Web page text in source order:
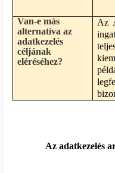
Van-e más
alternatíva az
adatkezelés
céljának
eléréséhez?
Az
Az adatkezelés